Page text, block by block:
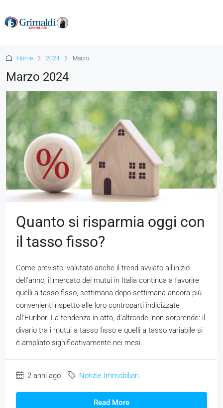
Home 2024 Marzo
Marzo 2024
Quanto si risparmia oggi con
il tasso fisso?
Come previsto, valutato anche il trend avviato all'inizio
dell'anno, il mercato dei mutui in Italia continua a favorire
quelli a tasso fisso, settimana dopo settimana ancora più
convenienti rispetto alle loro controparti indicizzate
all'Euribor. La tendenza in atto, d’altronde, non sorprende: il
divario tra i mutui a tasso fisso e quelli a tasso variabile si
è ampliato significativamente nei mesi...
2 anni ago Notizie Immobiliari
Read More